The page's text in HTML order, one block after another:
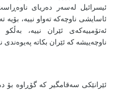
ئیسرائیل لەسەر دەریای
ئاسایشی ناوچەکە تەواو نییە، بۆیە
ئەتۆمییەکەی ئێران نییە،
ناوچەییشە کە ئێران بکاتە
ئێرانێکی سەقامگیر کە گۆڕاوە بۆ